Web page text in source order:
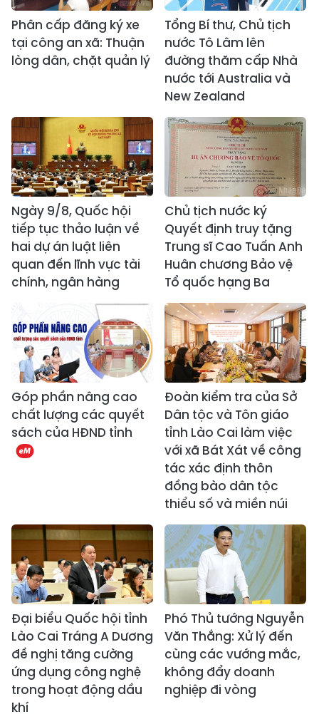
Phân cấp đăng ký xe
tại công an xã: Thuận
lòng dân, chặt quản lý
Tổng Bí thư, Chủ tịch
nước Tô Lâm lên
đường thăm cấp Nhà
nước tới Australia và
New Zealand
Ngày 9/8, Quốc hội
tiếp tục thảo luận về
hai dự án luật liên
quan đến lĩnh vực tài
chính, ngân hàng
Chủ tịch nước ký
Quyết định truy tặng
Trung sĩ Cao Tuấn Anh
Huân chương Bảo vệ
Tổ quốc hạng Ba
Góp phần nâng cao
chất lượng các quyết
sách của HĐND tỉnh
Đoàn kiểm tra của Sở
Dân tộc và Tôn giáo
tỉnh Lào Cai làm việc
với xã Bát Xát về công
tác xác định thôn
đồng bào dân tộc
thiểu số và miền núi
Đại biểu Quốc hội tỉnh
Lào Cai Tráng A Dương
đề nghị tăng cường
ứng dụng công nghệ
trong hoạt động dầu
khí
Phó Thủ tướng Nguyễn
Văn Thắng: Xử lý đến
cùng các vướng mắc,
không đẩy doanh
nghiệp đi vòng